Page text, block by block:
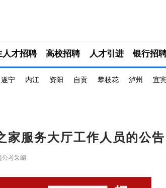
人才招聘 高校招聘 人才引进 银行招
遂宁 内江 资阳 自贡 攀枝花 泸州 宜
家服务大厅工作人员的公告
公考采编